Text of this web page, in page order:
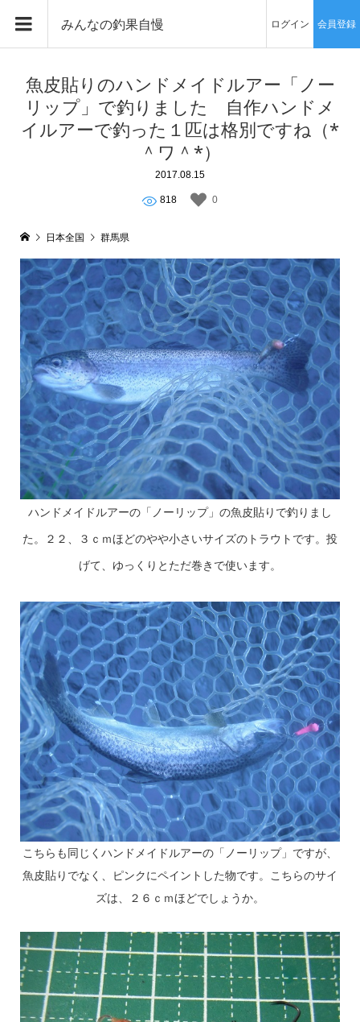
みんなの釣果自慢 ログイン 会員登録
魚皮貼りのハンドメイドルアー「ノー
リップ」で釣りました 自作ハンドメ
イルアーで釣った１匹は格別ですね（*
＾ワ＾*）
2017.08.15
818 0
日本全国 群馬県
ハンドメイドルアーの「ノーリップ」の魚皮貼りで釣りまし
た。２２、３ｃｍほどのやや小さいサイズのトラウトです。投
げて、ゆっくりとただ巻きで使います。
こちらも同じくハンドメイドルアーの「ノーリップ」ですが、
魚皮貼りでなく、ピンクにペイントした物です。こちらのサイ
ズは、２６ｃｍほどでしょうか。